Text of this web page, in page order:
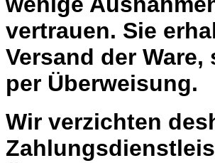
vertrauen. Sie
Versand der
per Überweisung.
Wir verzichten